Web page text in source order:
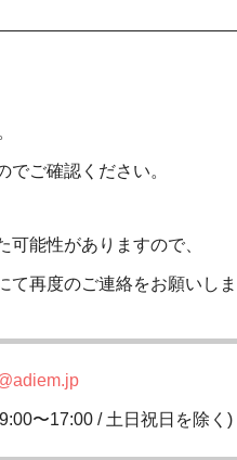
ご確認ください。
能性がありますので、
て再度のご連絡をお願いし
〜17:00 / 土日祝日を除く)